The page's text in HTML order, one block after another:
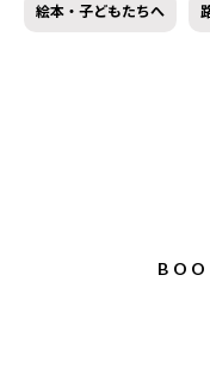
絵本・子どもたちへ